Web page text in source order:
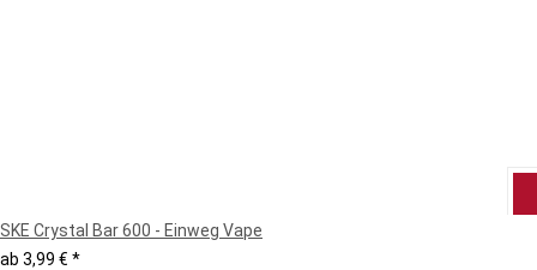
SKE Crystal Bar 600 - Einweg Vape
ab 3,99 € *